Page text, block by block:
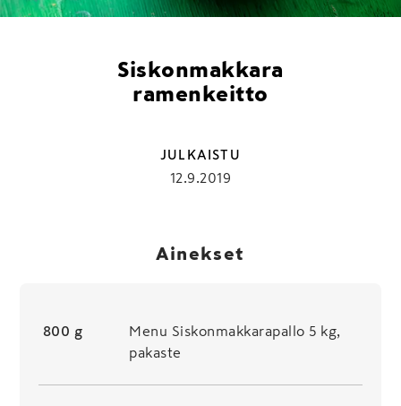
Siskonmakkara
ramenkeitto
JULKAISTU
12.9.2019
Ainekset
800 g
Menu Siskonmakkarapallo 5 kg,
pakaste